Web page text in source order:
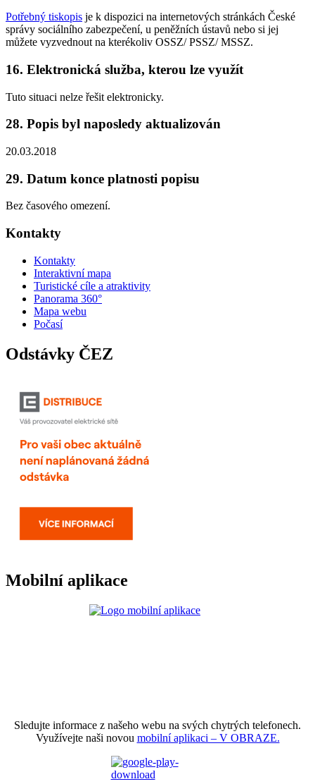
Potřebný tiskopis je k dispozici na internetových stránkách České
správy sociálního zabezpečení, u peněžních ústavů nebo si jej
můžete vyzvednout na kterékoliv OSSZ/ PSSZ/ MSSZ.
16. Elektronická služba, kterou lze využít
Tuto situaci nelze řešit elektronicky.
28. Popis byl naposledy aktualizován
20.03.2018
29. Datum konce platnosti popisu
Bez časového omezení.
Kontakty
Kontakty
Interaktivní mapa
Turistické cíle a atraktivity
Panorama 360°
Mapa webu
Počasí
Odstávky ČEZ
Mobilní aplikace
Sledujte informace z našeho webu na svých chytrých telefonech.
Využívejte naši novou mobilní aplikaci – V OBRAZE.